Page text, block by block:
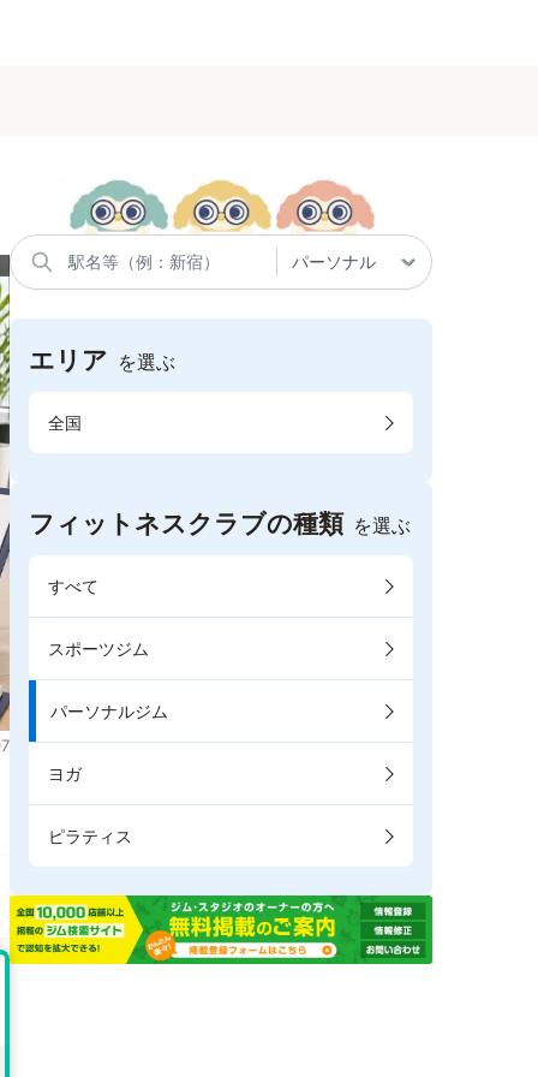
エリア を選ぶ
全国
フィットネスクラブの種類 を選ぶ
すべて
スポーツジム
パーソナルジム
ヨガ
ピラティス